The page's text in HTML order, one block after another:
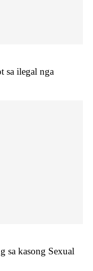
sa ilegal nga
sa kasong Sexual